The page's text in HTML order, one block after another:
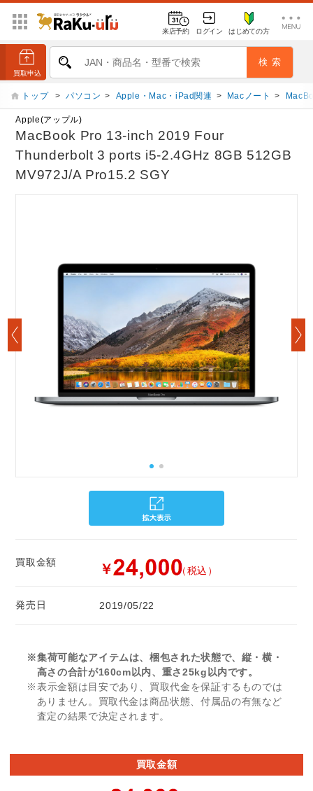
来店予約 ログイン はじめての方
トップ > パソコン > Apple・Mac・iPad関連 > Macノート >
Apple(アップル)
MacBook Pro 13-inch 2019 Four
Thunderbolt 3 ports i5-2.4GHz 8GB 512GB
MV972J/A Pro15.2 SGY
買取金額 ￥ （税込）
発売日 2019/05/22
※集荷可能なアイテムは、梱包された状態で、縦・横・
高さの合計が160cm以内、重さ25kg以内です。
※表示金額は目安であり、買取代金を保証するものでは
ありません。買取代金は商品状態、付属品の有無など
査定の結果で決定されます。
買取金額